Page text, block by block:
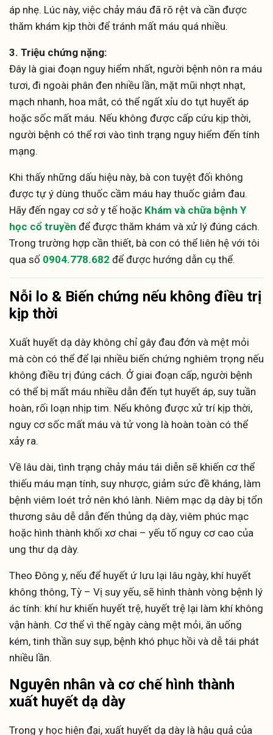
áp nhẹ. Lúc này, việc chảy máu đã rõ rệt và cần được
thăm khám kịp thời để tránh mất máu quá nhiều.
3. Triệu chứng nặng:
Đây là giai đoạn nguy hiểm nhất, người bệnh nôn ra máu
tươi, đi ngoài phân đen nhiều lần, mặt mũi nhợt nhạt,
mạch nhanh, hoa mắt, có thể ngất xỉu do tụt huyết áp
hoặc sốc mất máu. Nếu không được cấp cứu kịp thời,
người bệnh có thể rơi vào tình trạng nguy hiểm đến tính
mạng.
Khi thấy những dấu hiệu này, bà con tuyệt đối không
được tự ý dùng thuốc cầm máu hay thuốc giảm đau.
Hãy đến ngay cơ sở y tế hoặc Khám và chữa bệnh Y
học cổ truyền để được thăm khám và xử lý đúng cách.
Trong trường hợp cần thiết, bà con có thể liên hệ với tôi
qua số 0904.778.682 để được hướng dẫn cụ thể.
Nỗi lo & Biến chứng nếu không điều trị
kịp thời
Xuất huyết dạ dày không chỉ gây đau đớn và mệt mỏi
mà còn có thể để lại nhiều biến chứng nghiêm trọng nếu
không điều trị đúng cách. Ở giai đoạn cấp, người bệnh
có thể bị mất máu nhiều dẫn đến tụt huyết áp, suy tuần
hoàn, rối loạn nhịp tim. Nếu không được xử trí kịp thời,
nguy cơ sốc mất máu và tử vong là hoàn toàn có thể
xảy ra.
Về lâu dài, tình trạng chảy máu tái diễn sẽ khiến cơ thể
thiếu máu mạn tính, suy nhược, giảm sức đề kháng, làm
bệnh viêm loét trở nên khó lành. Niêm mạc dạ dày bị tổn
thương sâu dễ dẫn đến thủng dạ dày, viêm phúc mạc
hoặc hình thành khối xơ chai – yếu tố nguy cơ cao của
ung thư dạ dày.
Theo Đông y, nếu để huyết ứ lưu lại lâu ngày, khí huyết
không thông, Tỳ – Vị suy yếu, sẽ hình thành vòng bệnh lý
ác tính: khí hư khiến huyết trệ, huyết trệ lại làm khí không
vận hành. Cơ thể vì thế ngày càng mệt mỏi, ăn uống
kém, tinh thần suy sụp, bệnh khó phục hồi và dễ tái phát
nhiều lần.
Nguyên nhân và cơ chế hình thành
xuất huyết dạ dày
Trong y học hiện đại, xuất huyết dạ dày là hậu quả của